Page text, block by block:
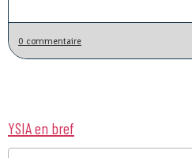
0 commentaire
YSIA en bref